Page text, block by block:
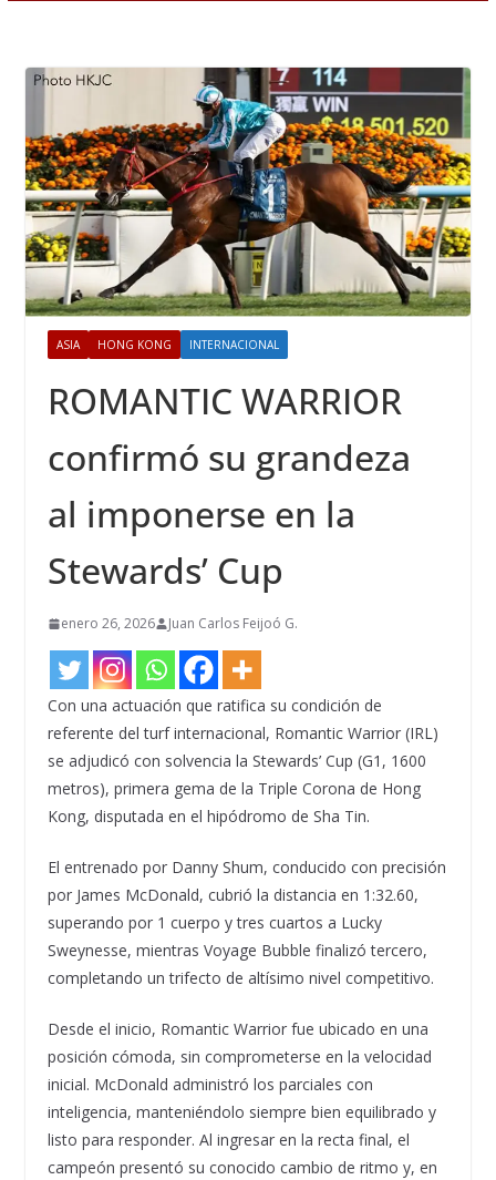
ASIA HONG KONG INTERNACIONAL
ROMANTIC WARRIOR
confirmó su grandeza
al imponerse en la
Stewards’ Cup
enero 26, 2026 Juan Carlos Feijoó G.
Con una actuación que ratifica su condición de
referente del turf internacional, Romantic Warrior (IRL)
se adjudicó con solvencia la Stewards’ Cup (G1, 1600
metros), primera gema de la Triple Corona de Hong
Kong, disputada en el hipódromo de Sha Tin.
El entrenado por Danny Shum, conducido con precisión
por James McDonald, cubrió la distancia en 1:32.60,
superando por 1 cuerpo y tres cuartos a Lucky
Sweynesse, mientras Voyage Bubble finalizó tercero,
completando un trifecto de altísimo nivel competitivo.
Desde el inicio, Romantic Warrior fue ubicado en una
posición cómoda, sin comprometerse en la velocidad
inicial. McDonald administró los parciales con
inteligencia, manteniéndolo siempre bien equilibrado y
listo para responder. Al ingresar en la recta final, el
campeón presentó su conocido cambio de ritmo y, en